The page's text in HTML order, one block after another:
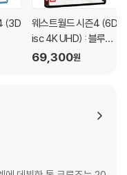
환/반품이 제한될 수 있습니
부하여 첨부하여 고객센터에
량이 한정되어 있고, 택배
려우므로 신중한 구매 선
회송된 상품의 상태 확인 후
웨스트월드 시즌4 (6D
isc 4K UHD) : 블루레
이
69,300원